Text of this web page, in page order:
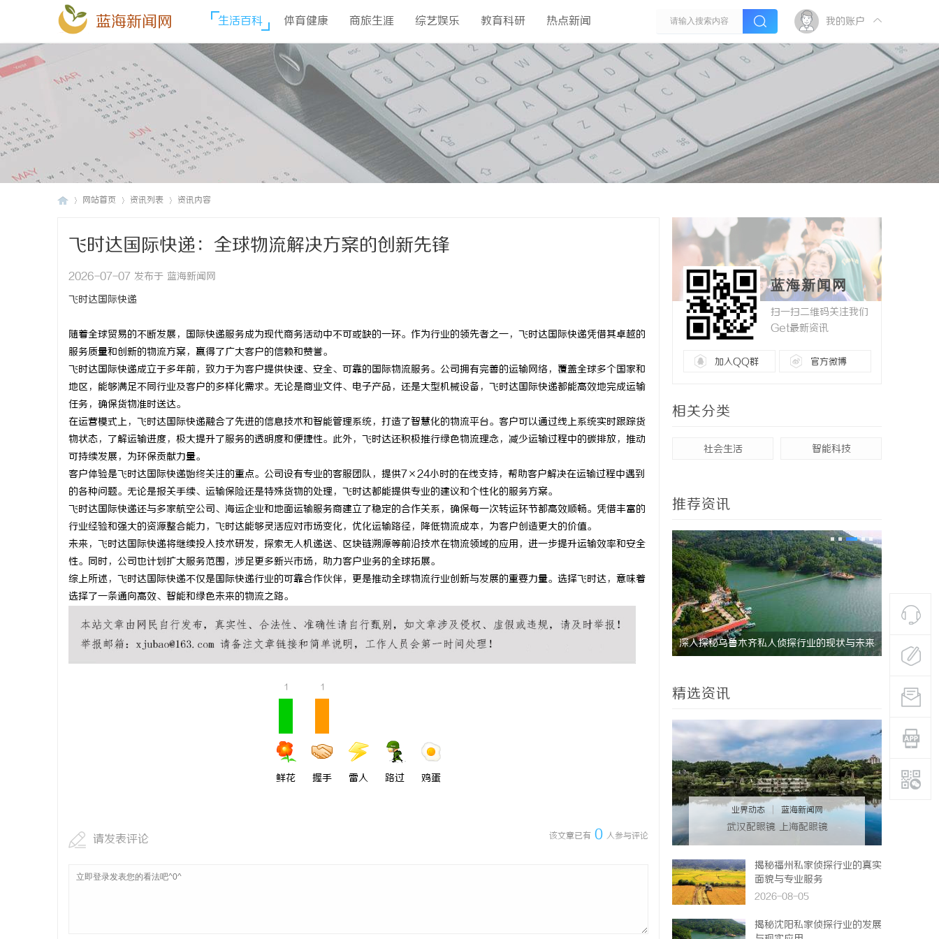
蓝海新闻网 生活百科 体育健康 商旅生涯 综艺娱乐 教育科研 热点新闻 我的账户
网站首页 资讯列表 资讯内容
飞时达国际快递：全球物流解决方案的创新先锋
2026-07-07 发布于 蓝海新闻网
飞时达国际快递
随着全球贸易的不断发展，国际快递服务成为现代商务活动中不可或缺的一环。作为行业的领先者之一，飞时达国际快递凭借其卓越的
服务质量和创新的物流方案，赢得了广大客户的信赖和赞誉。
飞时达国际快递成立于多年前，致力于为客户提供快速、安全、可靠的国际物流服务。公司拥有完善的运输网络，覆盖全球多个国家和
地区，能够满足不同行业及客户的多样化需求。无论是商业文件、电子产品，还是大型机械设备，飞时达国际快递都能高效地完成运输
任务，确保货物准时送达。
在运营模式上，飞时达国际快递融合了先进的信息技术和智能管理系统，打造了智慧化的物流平台。客户可以通过线上系统实时跟踪货
物状态，了解运输进度，极大提升了服务的透明度和便捷性。此外，飞时达还积极推行绿色物流理念，减少运输过程中的碳排放，推动
可持续发展，为环保贡献力量。
客户体验是飞时达国际快递始终关注的重点。公司设有专业的客服团队，提供7×24小时的在线支持，帮助客户解决在运输过程中遇到
的各种问题。无论是报关手续、运输保险还是特殊货物的处理，飞时达都能提供专业的建议和个性化的服务方案。
飞时达国际快递还与多家航空公司、海运企业和地面运输服务商建立了稳定的合作关系，确保每一次转运环节都高效顺畅。凭借丰富的
行业经验和强大的资源整合能力，飞时达能够灵活应对市场变化，优化运输路径，降低物流成本，为客户创造更大的价值。
未来，飞时达国际快递将继续投入技术研发，探索无人机递送、区块链溯源等前沿技术在物流领域的应用，进一步提升运输效率和安全
性。同时，公司也计划扩大服务范围，涉足更多新兴市场，助力客户业务的全球拓展。
综上所述，飞时达国际快递不仅是国际快递行业的可靠合作伙伴，更是推动全球物流行业创新与发展的重要力量。选择飞时达，意味着
选择了一条通向高效、智能和绿色未来的物流之路。
1
鲜花
1
握手 雷人 路过 鸡蛋
该文章已有 0 人参与评论
请发表评论
蓝海新闻网
扫一扫二维码关注我们
Get最新资讯
加入QQ群 官方微博
相关分类
社会生活 智能科技
推荐资讯
如何选择福州私家侦探：专业服务与实用指南 武汉配眼镜 上海配眼镜 深入探秘乌鲁木齐私人侦探行业的现状与未来 揭秘成都
精选资讯
业界动态 蓝海新闻网
武汉配眼镜 上海配眼镜
揭秘福州私家侦探行业的真实
面貌与专业服务
2026-08-05
揭秘沈阳私家侦探行业的发展